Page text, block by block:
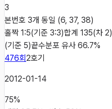
3
본번호 3개 동일 (6, 37, 38)
홀짝 1:5(기준 3:3)합계 135(차 2)
(기준 5)끝수분포 유사 66.7%
476회2호기
2012-01-14
75%